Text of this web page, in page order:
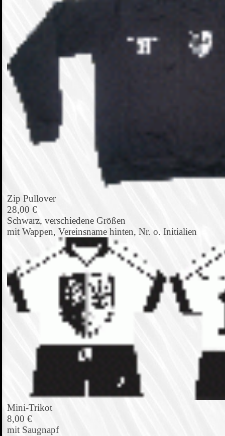
Zip Pullover
28,00 €
Schwarz, verschiedene Größen
mit Wappen, Vereinsname hinten, Nr. o. Initialien
Mini-Trikot
8,00 €
mit Saugnapf